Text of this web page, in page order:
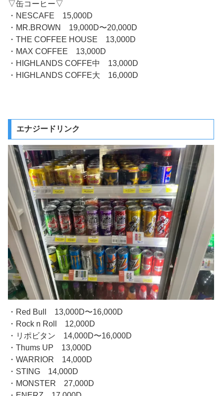
▽缶コーヒー▽
・NESCAFE 15,000D
・MR.BROWN 19,000D〜20,000D
・THE COFFEE HOUSE 13,000D
・MAX COFFEE 13,000D
・HIGHLANDS COFFE中 13,000D
・HIGHLANDS COFFE大 16,000D
エナジードリンク
・Red Bull 13,000D〜16,000D
・Rock n Roll 12,000D
・リポビタン 14,000D〜16,000D
・Thums UP 13,000D
・WARRIOR 14,000D
・STING 14,000D
・MONSTER 27,000D